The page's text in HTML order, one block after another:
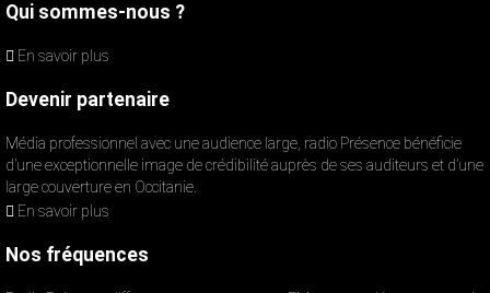
Qui sommes-nous ?
En savoir plus
Devenir partenaire
Média professionnel avec une audience large, radio Présence bénéficie
d’une exceptionnelle image de crédibilité auprès de ses auditeurs et d’une
large couverture en Occitanie.
En savoir plus
Nos fréquences